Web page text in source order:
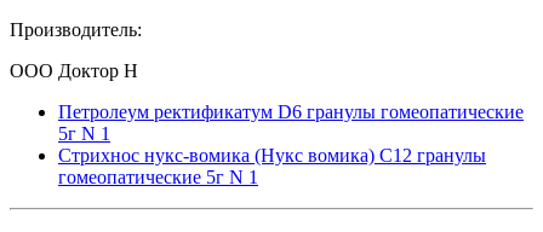
Производитель:
ООО Доктор Н
Петролеум ректификатум D6 гранулы гомеопатические
5г N 1
Стрихнос нукс-вомика (Нукс вомика) С12 гранулы
гомеопатические 5г N 1